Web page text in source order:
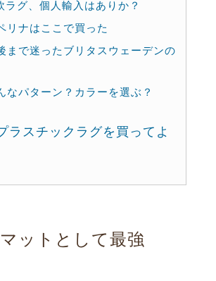
ラグ、個人輸入はありか？
リナはここで買った
まで迷ったブリタスウェーデンの
なパターン？カラーを選ぶ？
ラスチックラグを買ってよ
ットとして最強